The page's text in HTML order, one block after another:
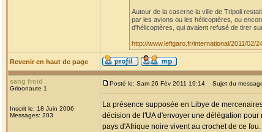
Autour de la caserne la ville de Tripoli
par les avions ou les hélicoptères, ou
d'hélicoptères, qui avaient refusé de tirer
http://www.lefigaro.fr/international/2011/
Revenir en haut de page
sang froid
Grioonaute 1
Inscrit le: 18 Juin 2006
Messages: 203
Posté le: Sam 26 Fév 2011 19:14 Sujet du
La présence supposée en Libye de
décision de l'UA d'envoyer une délégation
pays d'Afrique noire vivent au crochet de ce fou.